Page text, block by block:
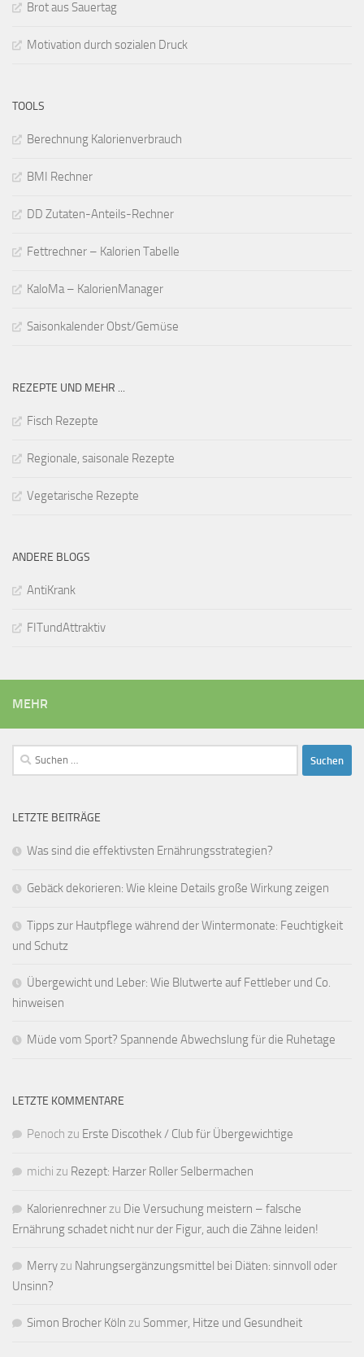
Brot aus Sauertag
Motivation durch sozialen Druck
TOOLS
Berechnung Kalorienverbrauch
BMI Rechner
DD Zutaten-Anteils-Rechner
Fettrechner – Kalorien Tabelle
KaloMa – KalorienManager
Saisonkalender Obst/Gemüse
REZEPTE UND MEHR ...
Fisch Rezepte
Regionale, saisonale Rezepte
Vegetarische Rezepte
ANDERE BLOGS
AntiKrank
FITundAttraktiv
MEHR
Suchen
nach:
LETZTE BEITRÄGE
Was sind die effektivsten Ernährungsstrategien?
Gebäck dekorieren: Wie kleine Details große Wirkung zeigen
Tipps zur Hautpflege während der Wintermonate: Feuchtigkeit
und Schutz
Übergewicht und Leber: Wie Blutwerte auf Fettleber und Co.
hinweisen
Müde vom Sport? Spannende Abwechslung für die Ruhetage
LETZTE KOMMENTARE
Penoch zu Erste Discothek / Club für Übergewichtige
michi zu Rezept: Harzer Roller Selbermachen
Kalorienrechnerzu Die Versuchung meistern – falsche
Ernährung schadet nicht nur der Figur, auch die Zähne leiden!
Merryzu Nahrungsergänzungsmittel bei Diäten: sinnvoll oder
Unsinn?
Simon Brocher Köln zu Sommer, Hitze und Gesundheit